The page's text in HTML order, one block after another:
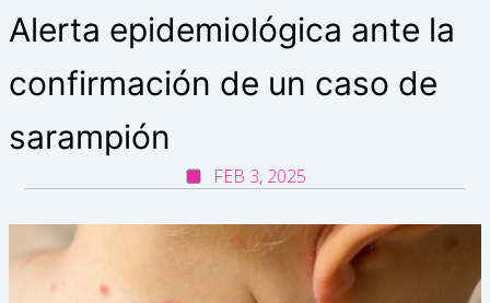
Alerta epidemiológica ante la
confirmación de un caso de
sarampión
FEB 3, 2025